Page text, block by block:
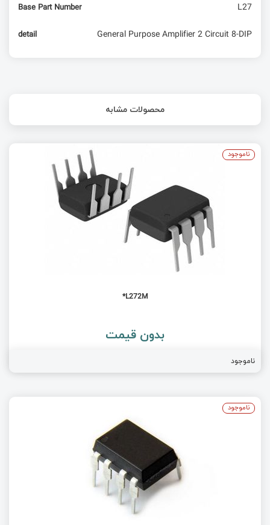
Base Part Number L27
detail General Purpose Amplifier 2 Circuit 8-DIP
محصولات مشابه
L272M*
بدون قیمت
ناموجود
ناموجود
ناموجود